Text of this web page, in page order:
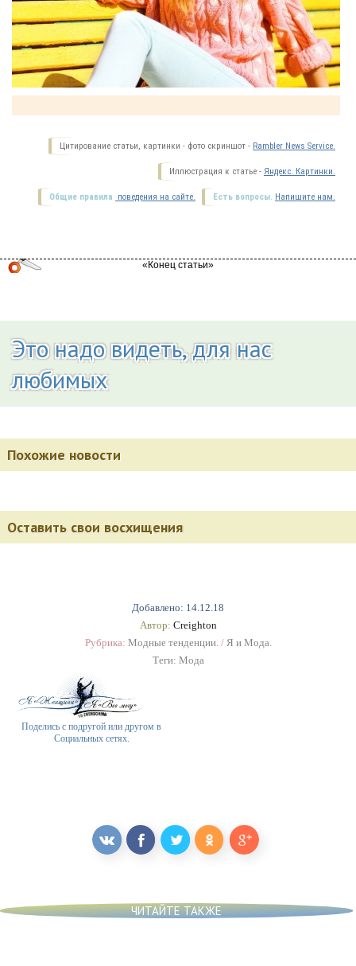
Добавлено: 14.12.18
Автор: Creighton
Рубрика: Модные тенденции./ Я и Мода.
Теги: Мода
Поделись с подругой или другом в
Социальных сетях.
Цитирование статьи, картинки - фото скриншот - Rambler News Service.
Иллюстрация к статье - Яндекс. Картинки.
Есть вопросы. Напишите нам.
Общие правила поведения на сайте.
Это надо видеть, для нас
любимых
Похожие новости
Оставить свои восхищения
ЧИТАЙТЕ ТАКЖЕ